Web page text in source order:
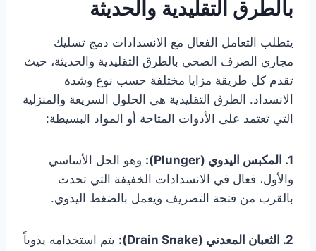
بالطرق التقليدية والحديثة
يتطلب التعامل الفعال مع الانسدادات دمج تسليك
مجاري الصرف الصحي بالطرق التقليدية والحديثة، حيث
تقدم كل طريقة مزايا مختلفة حسب نوع وشدة
الانسداد. الطرق التقليدية هي الحلول السريعة والمنزلية
التي تعتمد على الأدوات المتاحة أو المواد البسيطة:
1. المكبس اليدوي (Plunger):
وهو الحل الأساسي
والأول، فعال في الانسدادات الخفيفة التي تحدث
بالقرب من فتحة التصريف ويعمل بالضغط اليدوي.
2. الثعبان المعدني (Drain Snake):
يتم استخدامه يدوياً